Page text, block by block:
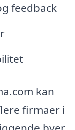
feedback
kan
firmaer i